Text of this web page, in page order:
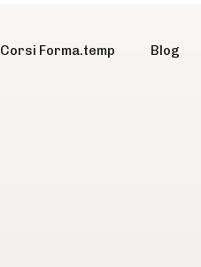
Corsi Forma.temp Blog